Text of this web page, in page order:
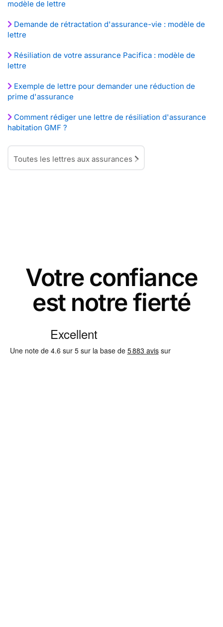
modèle de lettre
Demande de rétractation d'assurance-vie : modèle de
lettre
Résiliation de votre assurance Pacifica : modèle de
lettre
Exemple de lettre pour demander une réduction de
prime d'assurance
Comment rédiger une lettre de résiliation d'assurance
habitation GMF ?
Toutes les lettres aux assurances
Votre confiance
est notre fierté